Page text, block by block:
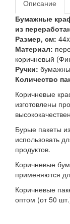
Описание
Бумажные
из
Размер, см:
Материал:
коричневый
Ручки:
Количество
Коричневые
изготовлены
Бурые пакеты
использовать
продуктов.
Коричневые
применяются
Коричневые
оптом (от 50